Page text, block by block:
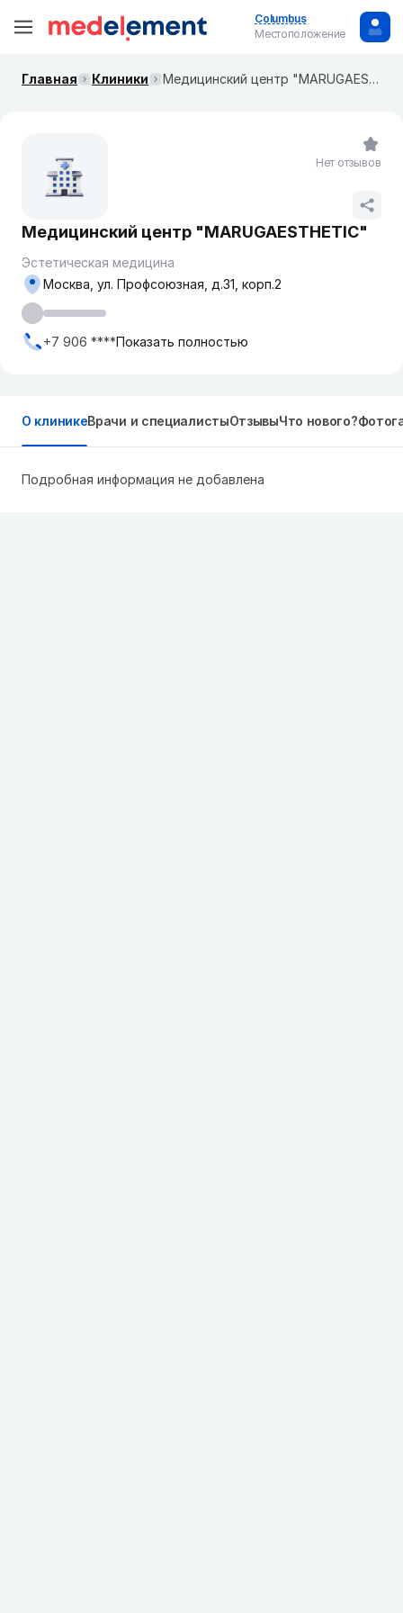
Columbus
Местоположение
Главная Клиники ​Медицинский центр "MARUGAESTHETIC"
​Медицинский центр "MARUGAESTHETIC"
Эстетическая медицина
Москва, ул. Профсоюзная, д.31, корп.2
+7 906 ****Показать полностью
Нет отзывов
О клиникеВрачи и специалистыОтзывыЧто нового?
Подробная информация не добавлена